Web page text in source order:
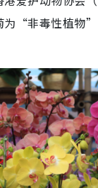
为“非毒性植物